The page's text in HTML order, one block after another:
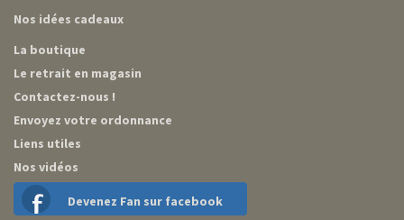
Nos idées cadeaux
La boutique
Le retrait en magasin
Contactez-nous !
Envoyez votre ordonnance
Liens utiles
Nos vidéos
Devenez Fan sur facebook